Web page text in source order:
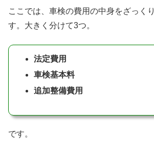
ここでは、車検の費用の中身をざっく
す。大きく分けて3つ。
法定費用
車検基本料
追加整備費用
です。